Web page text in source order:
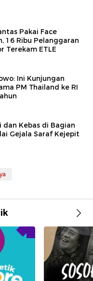
Pakai Face
16 Ribu Pelanggaran
Terekam ETLE
Ini Kunjungan
PM Thailand ke RI
dan Kebas di Bagian
Gejala Saraf Kejepit